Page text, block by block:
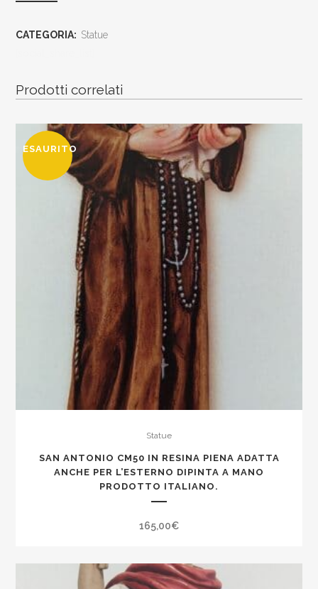
CATEGORIA: Statue
Prodotti correlati
ESAURITO
Statue
SAN ANTONIO CM50 IN RESINA PIENA ADATTA
ANCHE PER L’ESTERNO DIPINTA A MANO
PRODOTTO ITALIANO.
165,00€